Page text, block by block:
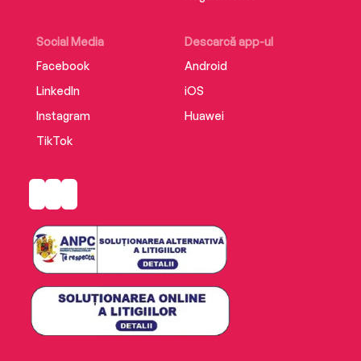
Social Media
Facebook
LinkedIn
Instagram
TikTok
Descarcă app-ul
Android
iOS
Huawei